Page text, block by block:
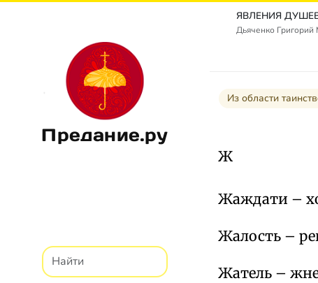
Предание.ру
Дьяченко Григорий
Из области
Ж
Жаждати –
Жалость –
Жатель –